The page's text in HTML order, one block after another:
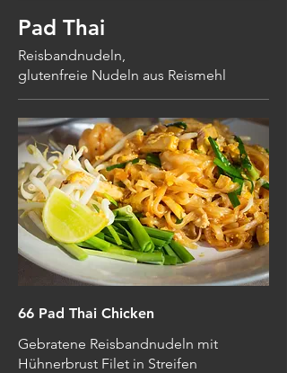
Pad Thai
Reisbandnudeln,
glutenfreie Nudeln aus Reismehl
66 Pad Thai Chicken
Gebratene Reisbandnudeln mit
Hühnerbrust Filet in Streifen